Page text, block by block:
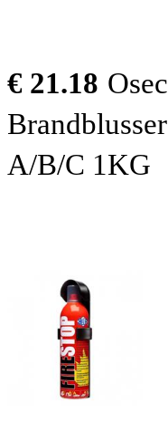
€ 21.18 Osec
Brandblusser
A/B/C 1KG